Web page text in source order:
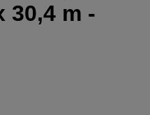
30,4 m -